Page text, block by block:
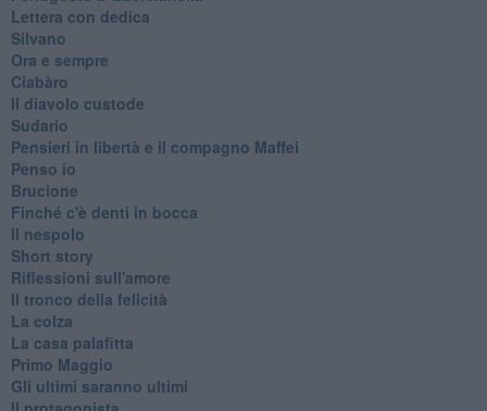
Lettera con dedica
Silvano
Ora e sempre
Ciabàro
Il diavolo custode
Sudario
Pensieri in libertà e il compagno Maffei
Penso io
Brucione
Finché c'è denti in bocca
Il nespolo
Short story
Riflessioni sull'amore
Il tronco della felicità
La colza
La casa palafitta
Primo Maggio
Gli ultimi saranno ultimi